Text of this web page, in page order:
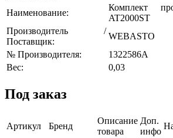
Наименование:
Комплект
AT2000ST
Производитель /
Поставщик:
WEBASTO
№ Производителя:
1322586A
Вес:
0,03
Под заказ
Артикул Бренд
Описание
товара
Доп.
инфо